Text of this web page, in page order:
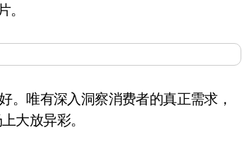
唯有深入洞察消费者的真正需求，
大放异彩。